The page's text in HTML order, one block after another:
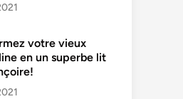
votre vieux
en un superbe lit